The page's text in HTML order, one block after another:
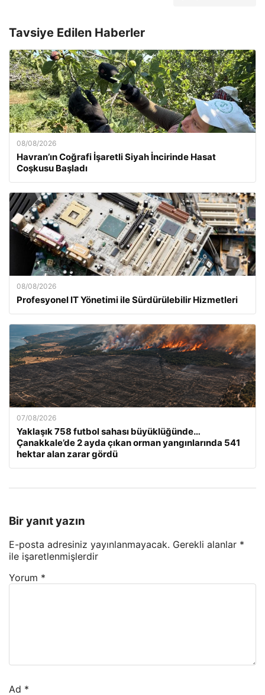
Tavsiye Edilen Haberler
08/08/2026
Havran’ın Coğrafi İşaretli Siyah İncirinde Hasat
Coşkusu Başladı
08/08/2026
Profesyonel IT Yönetimi ile Sürdürülebilir Hizmetleri
07/08/2026
Yaklaşık 758 futbol sahası büyüklüğünde…
Çanakkale’de 2 ayda çıkan orman yangınlarında 541
hektar alan zarar gördü
Bir yanıt yazın
E-posta adresiniz yayınlanmayacak. Gerekli alanlar *
ile işaretlenmişlerdir
Yorum *
Ad *